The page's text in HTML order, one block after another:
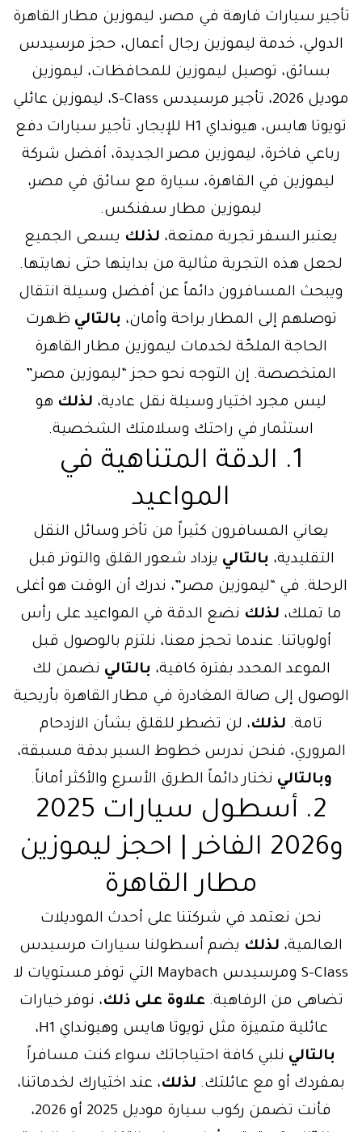
تأجير سيارات فارهة في مصر، ليموزين مطار القاهرة
الدولي، خدمة ليموزين رجال أعمال، حجز مرسيدس
بسائق، توصيل ليموزين للمحافظات، ليموزين
موديل 2026، تأجير مرسيدس S-Class، ليموزين عائلي
تويوتا هايس، هيونداي H1 للإيجار، تأجير سيارات دفع
رباعي فاخرة، ليموزين مصر الجديدة، أفضل شركة
ليموزين في القاهرة، سيارة مع سائق في مصر،
ليموزين مطار سفنكس.
يعتبر السفر تجربة ممتعة، لذلك يسعى الجميع
لجعل هذه التجربة مثالية من بدايتها حتى نهايتها.
ويبحث المسافرون دائماً عن أفضل وسيلة انتقال
توصلهم إلى المطار براحة وأمان، بالتالي ظهرت
الحاجة الملحّة لخدمات ليموزين مطار القاهرة
المتخصصة. إن التوجه نحو حجز “ليموزين مصر”
ليس مجرد اختيار وسيلة نقل عادية، لذلك هو
استثمار في راحتك وسلامتك الشخصية.
1. الدقة المتناهية في
المواعيد
يعاني المسافرون كثيراً من تأخر وسائل النقل
التقليدية، بالتالي يزداد شعور القلق والتوتر قبل
الرحلة. في “ليموزين مصر”، ندرك أن الوقت هو أغلى
ما تملك، لذلك نضع الدقة في المواعيد على رأس
أولوياتنا. عندما تحجز معنا، نلتزم بالوصول قبل
الموعد المحدد بفترة كافية، بالتالي نضمن لك
الوصول إلى صالة المغادرة في مطار القاهرة بأريحية
تامة. لذلك، لن تضطر للقلق بشأن الازدحام
المروري، فنحن ندرس خطوط السير بدقة مسبقة،
وبالتالي نختار دائماً الطرق الأسرع والأكثر أماناً.
2. أسطول سيارات 2025
و2026 الفاخر | احجز ليموزين
مطار القاهرة
نحن نعتمد في شركتنا على أحدث الموديلات
العالمية، لذلك يضم أسطولنا سيارات مرسيدس
S-Class ومرسيدس Maybach التي توفر مستويات لا
تضاهى من الرفاهية. علاوة على ذلك، نوفر خيارات
عائلية متميزة مثل تويوتا هايس وهيونداي H1،
بالتالي نلبي كافة احتياجاتك سواء كنت مسافراً
بمفردك أو مع عائلتك. لذلك، عند اختيارك لخدماتنا،
فأنت تضمن ركوب سيارة موديل 2025 أو 2026،